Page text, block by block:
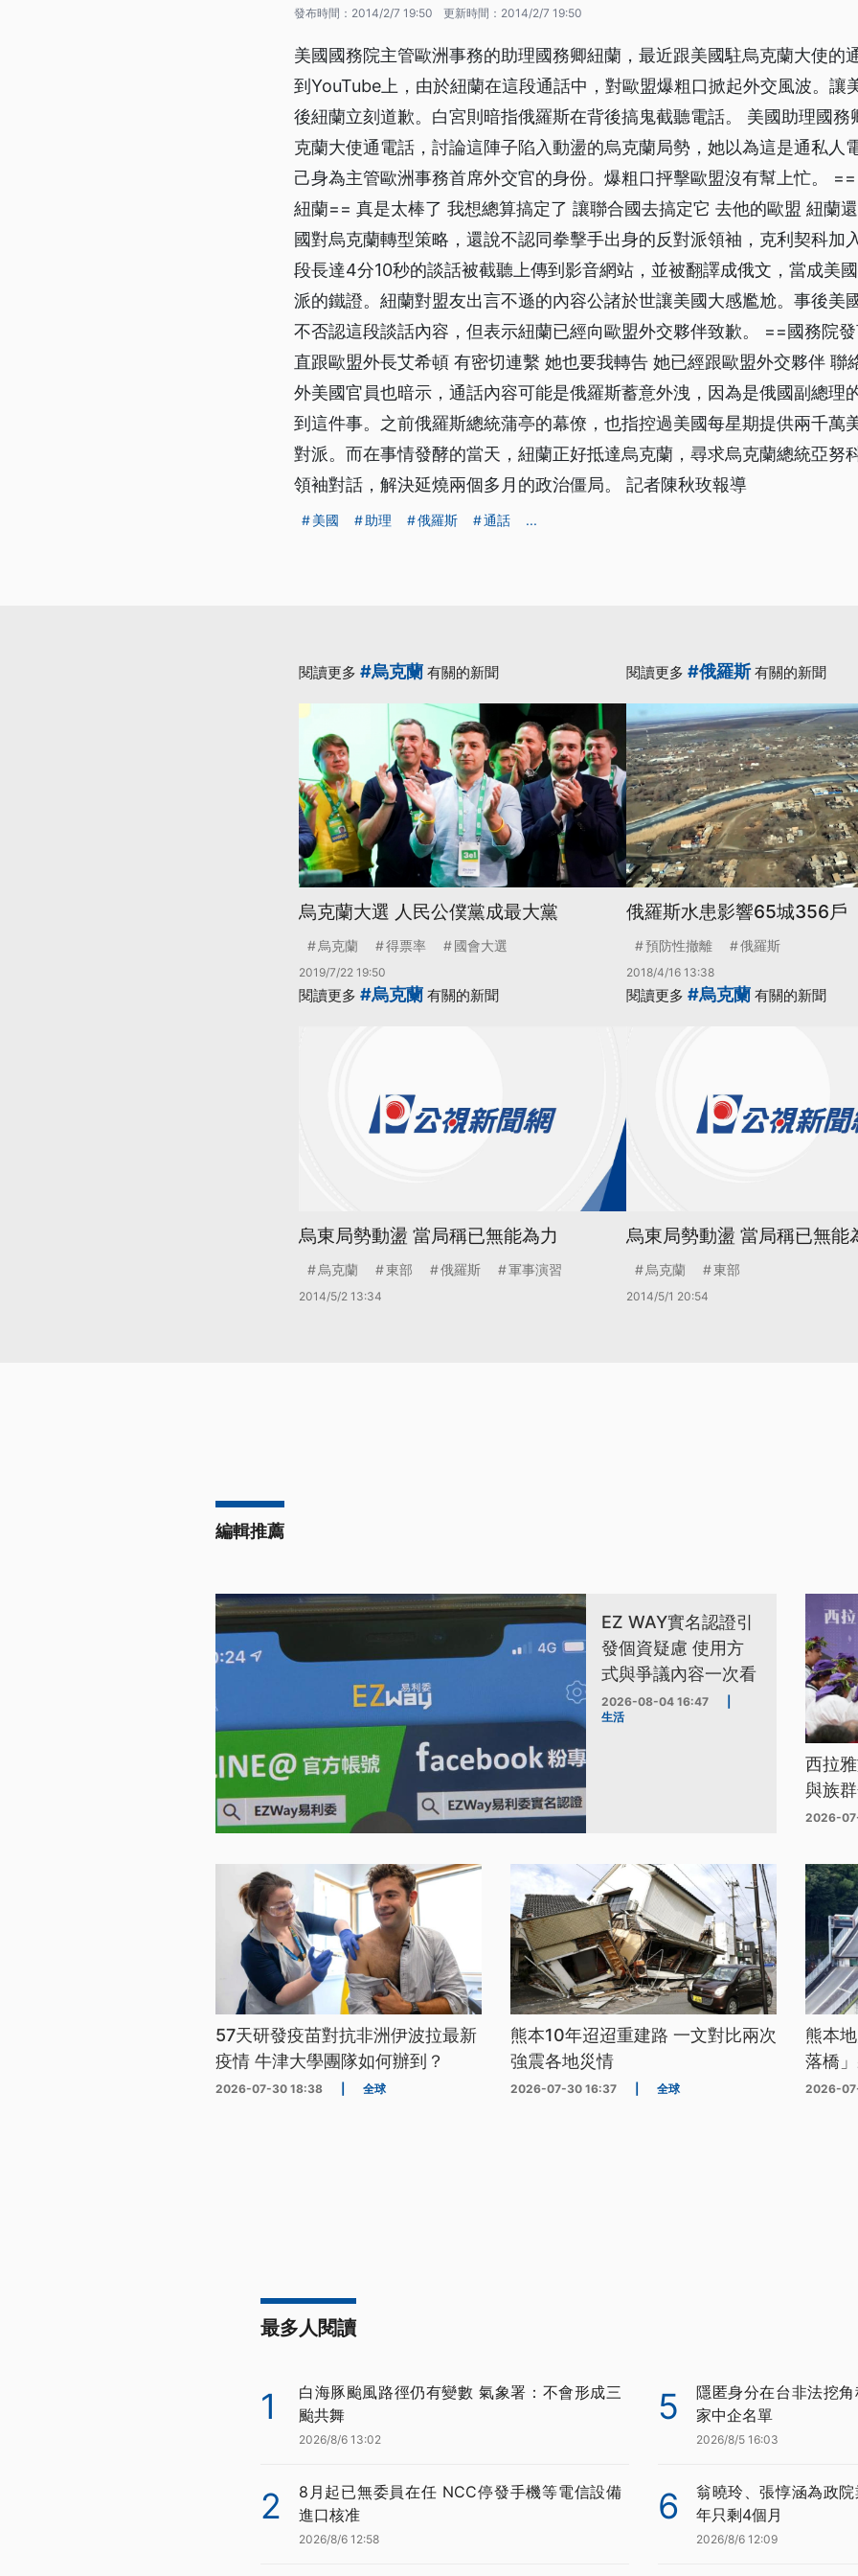
發布時間： 2014/2/7 19:50 更新時間： 2014/2/7 19:50
美國國務院主管歐洲事務的助理國務卿紐蘭，最近跟美國駐烏克蘭大使的
到YouTube上，由於紐蘭在這段通話中，對歐盟爆粗口掀起外交風波。讓
後紐蘭立刻道歉。白宮則暗指俄羅斯在背後搞鬼截聽電話。 美國助理國務
克蘭大使通電話，討論這陣子陷入動盪的烏克蘭局勢，她以為這是通私人
己身為主管歐洲事務首席外交官的身份。爆粗口抨擊歐盟沒有幫上忙。
紐蘭== 真是太棒了 我想總算搞定了 讓聯合國去搞定它 去他的歐盟 紐蘭
國對烏克蘭轉型策略，還說不認同拳擊手出身的反對派領袖，克利契科加
段長達4分10秒的談話被截聽上傳到影音網站，並被翻譯成俄文，當成美
派的鐵證。紐蘭對盟友出言不遜的內容公諸於世讓美國大感尷尬。事後美
不否認這段談話內容，但表示紐蘭已經向歐盟外交夥伴致歉。 ==國務院
直跟歐盟外長艾希頓 有密切連繫 她也要我轉告 她已經跟歐盟外交夥伴 聯
外美國官員也暗示，通話內容可能是俄羅斯蓄意外洩，因為是俄國副總理
到這件事。之前俄羅斯總統蒲亭的幕僚，也指控過美國每星期提供兩千萬
對派。而在事情發酵的當天，紐蘭正好抵達烏克蘭，尋求烏克蘭總統亞努
領袖對話，解決延燒兩個多月的政治僵局。 記者陳秋玫報導
美國 助理 俄羅斯 通話 ...
閱讀更多 #烏克蘭 有關的新聞
烏克蘭大選 人民公僕黨成最大黨
烏克蘭 得票率 國會大選
2019/7/22 19:50
閱讀更多 #俄羅斯有關的新聞
俄羅斯水患影響65城356戶
預防性撤離 俄羅斯
2018/4/16 13:38
閱讀更多 #烏克蘭 有關的新聞
烏東局勢動盪 當局稱已無能為力
烏克蘭 東部 俄羅斯 軍事演習
2014/5/2 13:34
閱讀更多 #烏克蘭 有關的新聞
烏東局勢動盪 當局稱已無能
烏克蘭 東部
2014/5/1 20:54
編輯推薦
EZ WAY實名認證引
發個資疑慮 使用方
式與爭議內容一次看
2026-08-04 16:47
生活
西拉
與族
2026-
57天研發疫苗對抗非洲伊波拉最新
疫情 牛津大學團隊如何辦到？
2026-07-30 18:38 全球
熊本10年迢迢重建路 一文對比兩次
強震各地災情
2026-07-30 16:37 全球
熊本
落橋
2026-
最多人閱讀
1
白海豚颱風路徑仍有變數 氣象署：不會形成三
颱共舞
2026/8/6 13:02
2
8月起已無委員在任 NCC停發手機等電信設備
進口核准
2026/8/6 12:58
5
隱匿身分在台非法挖
家中企名單
2026/8/5 16:03
6
翁曉玲、張惇涵為政
年只剩4個月
2026/8/6 12:09